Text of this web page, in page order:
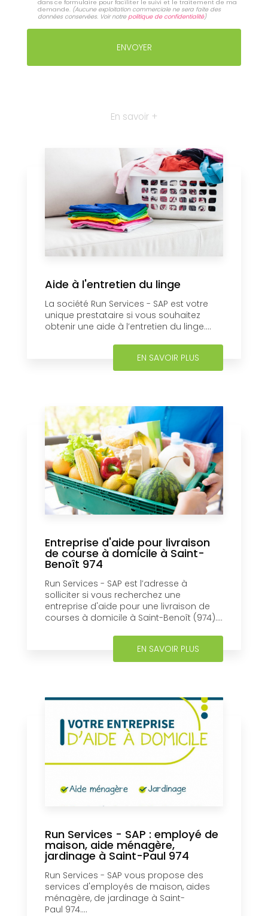
dans ce formulaire pour faciliter le suivi et le traitement de ma
demande. (Aucune exploitation commerciale ne sera faite des
données conservées. Voir notrepolitique de confidentialité)
En savoir +
Aide à l'entretien du linge
La société Run Services - SAP est votre
unique prestataire si vous souhaitez
obtenir une aide à l’entretien du linge....
EN SAVOIR PLUS
Entreprise d'aide pour livraison
de course à domicile à Saint-
Benoît 974
Run Services - SAP est l’adresse à
solliciter si vous recherchez une
entreprise d'aide pour une livraison de
courses à domicile à Saint-Benoît (974)....
EN SAVOIR PLUS
Run Services - SAP : employé de
maison, aide ménagère,
jardinage à Saint-Paul 974
Run Services - SAP vous propose des
services d'employés de maison, aides
ménagère, de jardinage à Saint-
Paul 974....